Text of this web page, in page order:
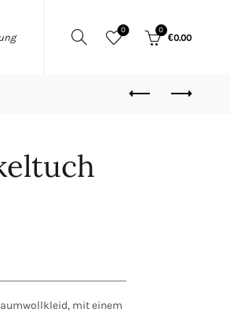
0 0
€0.00
mit einem